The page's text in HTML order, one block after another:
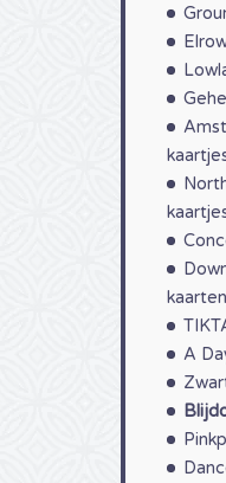
kaarten
A